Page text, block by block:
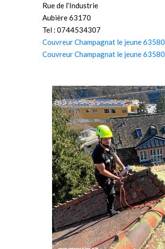
Rue de l’Industrie
Aubière 63170
Tel : 0744534307
Couvreur Champagnat le jeune 63580
Couvreur Champagnat le jeune 63580